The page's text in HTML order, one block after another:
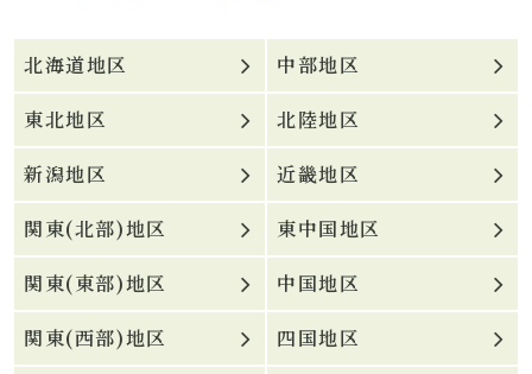
北海道地区
中部地区
東北地区
北陸地区
新潟地区
近畿地区
関東(北部)地区
東中国地区
関東(東部)地区
中国地区
関東(西部)地区
四国地区